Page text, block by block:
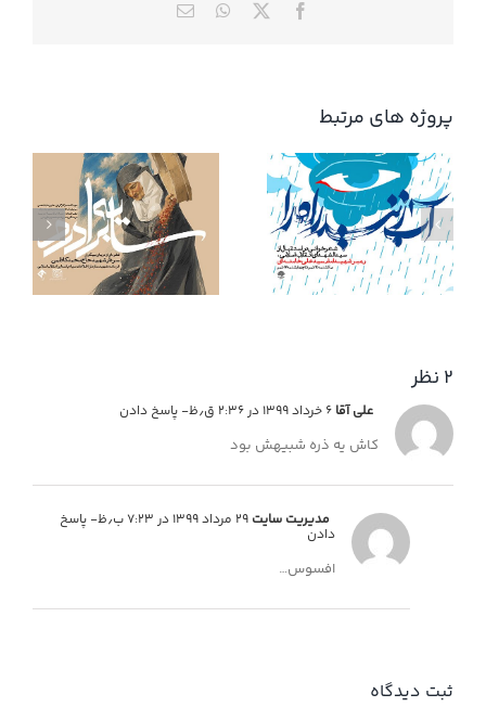
Facebook
X
WhatsApp
ایمیل
پروژه های مرتبط
آب زنید راه را
۲ نظر
علی آقا - پاسخ دادن
کاش یه ذره شبیهش بود
مدیریت سایت - پاسخ
دادن
افسوس…
ثبت ديدگاه